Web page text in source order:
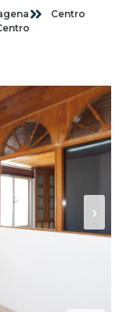
Centro
›